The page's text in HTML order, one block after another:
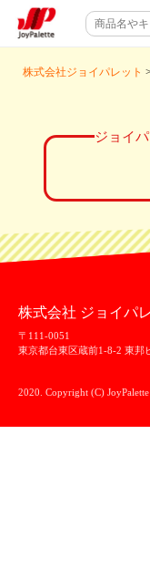
株式会社ジョイパレット
ジョイ
株式会社 ジョイパ
〒111-0051
東京都台東区蔵前1-8-2 東邦
2020. Copyright (C)